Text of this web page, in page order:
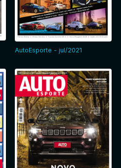
AutoEsporte - jul/2021